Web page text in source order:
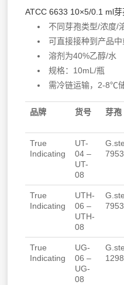
ATCC 6633 10×5/0.1 ml
不同芽孢类型/浓度/
可直接接种到产品
溶剂为40%乙醇/水
规格：10mL/瓶
需冷链运输，2-8℃
品牌 货号 芽孢
True
Indicating
UT-
04 –
UT-
08
7953
True
Indicating
UTH-
06 –
UTH-
08
7953
True
Indicating
UG-
06 –
UG-
08